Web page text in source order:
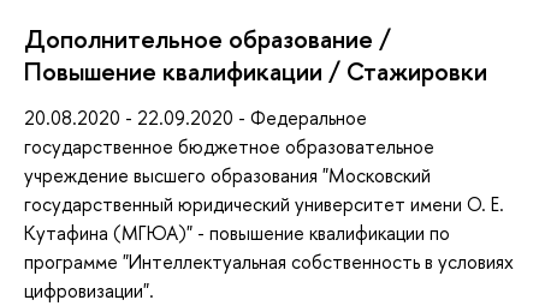
Дополнительное образование /
Повышение квалификации / Стажировки
20.08.2020 - 22.09.2020 - Федеральное
государственное бюджетное образовательное
учреждение высшего образования "Московский
государственный юридический университет имени О. Е.
Кутафина (МГЮА)" - повышение квалификации по
программе "Интеллектуальная собственность в условиях
цифровизации".